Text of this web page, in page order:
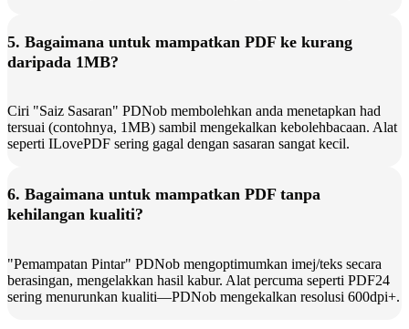
5. Bagaimana untuk mampatkan PDF ke kurang
daripada 1MB?
Ciri "Saiz Sasaran" PDNob membolehkan anda menetapkan had
tersuai (contohnya, 1MB) sambil mengekalkan kebolehbacaan. Alat
seperti ILovePDF sering gagal dengan sasaran sangat kecil.
6. Bagaimana untuk mampatkan PDF tanpa
kehilangan kualiti?
"Pemampatan Pintar" PDNob mengoptimumkan imej/teks secara
berasingan, mengelakkan hasil kabur. Alat percuma seperti PDF24
sering menurunkan kualiti—PDNob mengekalkan resolusi 600dpi+.